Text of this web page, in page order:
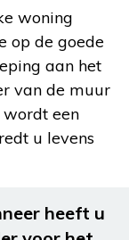
woning
op de goede
aan het
van de muur
een
u levens
heeft u